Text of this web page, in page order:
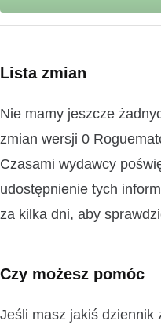
Lista zmian
Nie mamy jeszcze
zmian wersji 0
Czasami wydawcy
udostępnienie tych
za kilka dni, aby
Czy możesz pomóc
Jeśli masz jakiś dziennik